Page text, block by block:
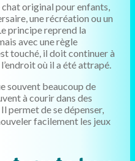
chat original pour enfants,
une récréation ou un
principe reprend la
avec une règle
touché, il doit continuer à
où il a été attrapé.
souvent beaucoup de
à courir dans des
permet de se dépenser,
facilement les jeux